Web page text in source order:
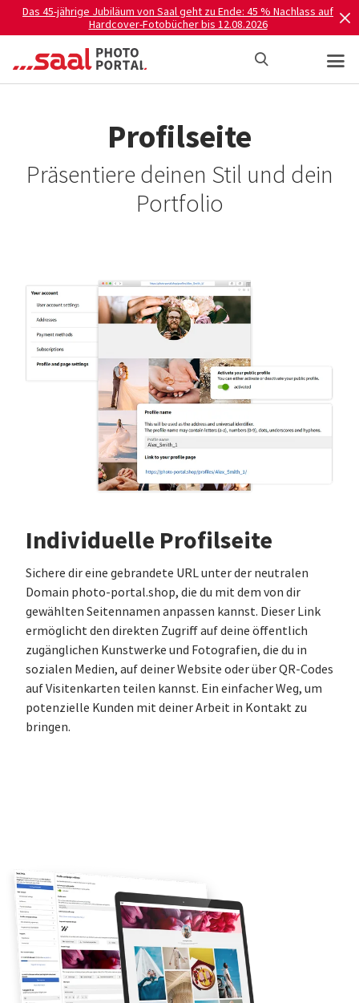
Das 45-jährige Jubiläum von Saal geht zu Ende: 45 % Nachlass auf
Hardcover-Fotobücher bis 12.08.2026
Profilseite
Präsentiere deinen Stil und dein
Portfolio
Individuelle Profilseite
Sichere dir eine gebrandete URL unter der neutralen
Domain photo-portal.shop, die du mit dem von dir
gewählten Seitennamen anpassen kannst. Dieser Link
ermöglicht den direkten Zugriff auf deine öffentlich
zugänglichen Kunstwerke und Fotografien, die du in
sozialen Medien, auf deiner Website oder über QR-Codes
auf Visitenkarten teilen kannst. Ein einfacher Weg, um
potenzielle Kunden mit deiner Arbeit in Kontakt zu
bringen.